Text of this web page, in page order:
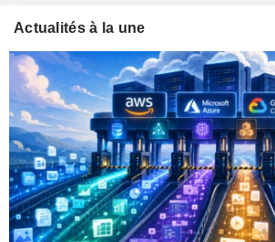
Actualités à la une